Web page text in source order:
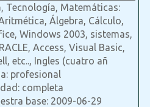
Tecnología, Matemáticas:
Álgebra, Cálculo,
Windows 2003, sistemas,
Access, Visual Basic,
etc.., Ingles (cuatro añ
profesional
completa
base: 2009-06-29